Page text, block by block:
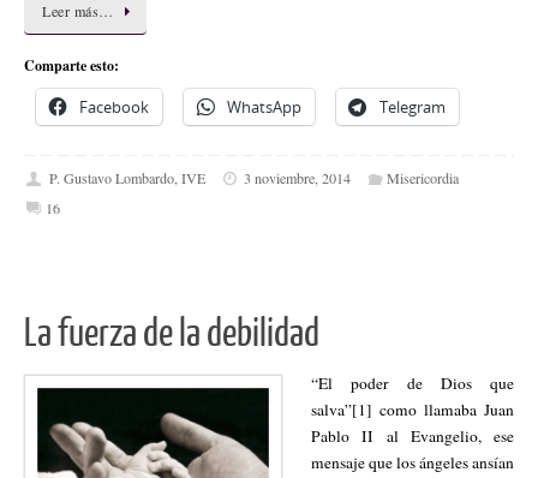
Leer más…
Comparte esto:
Facebook WhatsApp Telegram
P. Gustavo Lombardo, IVE 3 noviembre, 2014
Misericordia
16
La fuerza de la debilidad
“El poder de Dios que
salva”[1] como llamaba Juan
Pablo II al Evangelio, ese
mensaje que los ángeles ansían